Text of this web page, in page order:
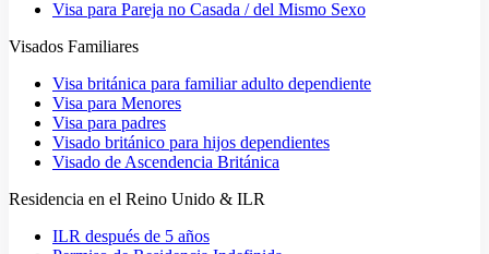
Visa para Pareja no Casada / del Mismo Sexo
Visados Familiares
Visa británica para familiar adulto dependiente
Visa para Menores
Visa para padres
Visado británico para hijos dependientes
Visado de Ascendencia Británica
Residencia en el Reino Unido & ILR
ILR después de 5 años